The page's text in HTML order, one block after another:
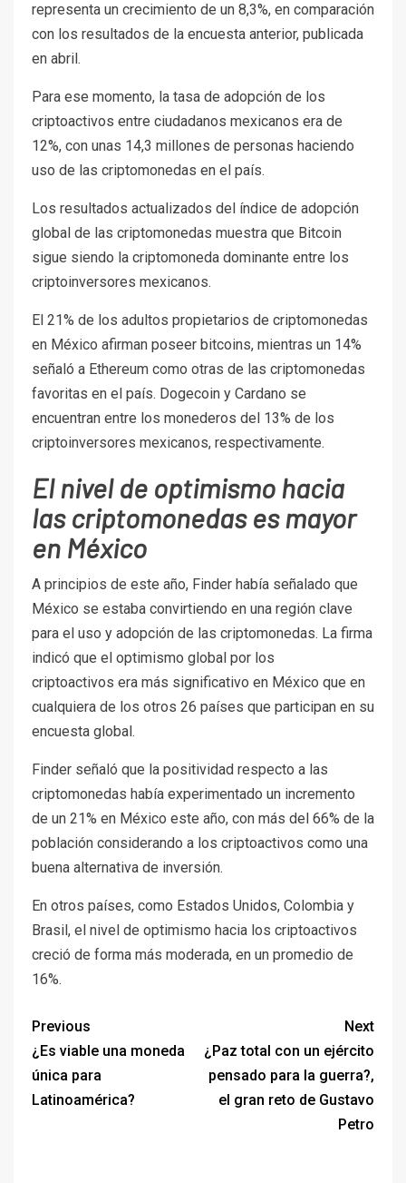
representa un crecimiento de un 8,3%, en comparación
con los resultados de la encuesta anterior, publicada
en abril.
Para ese momento, la tasa de adopción de los
criptoactivos entre ciudadanos mexicanos era de
12%, con unas 14,3 millones de personas haciendo
uso de las criptomonedas en el país.
Los resultados actualizados del índice de adopción
global de las criptomonedas muestra que Bitcoin
sigue siendo la criptomoneda dominante entre los
criptoinversores mexicanos.
El 21% de los adultos propietarios de criptomonedas
en México afirman poseer bitcoins, mientras un 14%
señaló a Ethereum como otras de las criptomonedas
favoritas en el país. Dogecoin y Cardano se
encuentran entre los monederos del 13% de los
criptoinversores mexicanos, respectivamente.
El nivel de optimismo hacia
las criptomonedas es mayor
en México
A principios de este año, Finder había señalado que
México se estaba convirtiendo en una región clave
para el uso y adopción de las criptomonedas. La firma
indicó que el optimismo global por los
criptoactivos era más significativo en México que en
cualquiera de los otros 26 países que participan en su
encuesta global.
Finder señaló que la positividad respecto a las
criptomonedas había experimentado un incremento
de un 21% en México este año, con más del 66% de la
población considerando a los criptoactivos como una
buena alternativa de inversión.
En otros países, como Estados Unidos, Colombia y
Brasil, el nivel de optimismo hacia los criptoactivos
creció de forma más moderada, en un promedio de
16%.
Previous
¿Es viable una moneda
única para
Latinoamérica?
Next
¿Paz total con un ejército
pensado para la guerra?,
el gran reto de Gustavo
Petro